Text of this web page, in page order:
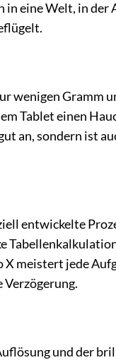
eine Welt, in der
wenigen Gramm
Tablet einen
an, sondern ist
entwickelte
meistert jede
und der